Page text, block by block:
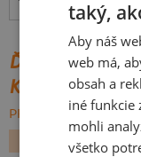
Tabuľka veľkostí :
ĎALŠIE
KATEGÓRIE
PREHĽADÁVAŤ
NA VODE
JEDLO
taký,
Aby náš
web má,
obsah a
iné funkcie
mohli
všetko